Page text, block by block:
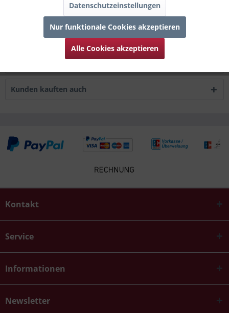
Infos zum Hersteller
Folgende Infos zum Hersteller sind verfübar......mehr
Kunden kauften auch
Kontakt
Service
Informationen
Newsletter
Datenschutzeinstellungen
Nur funktionale Cookies akzeptieren
Alle Cookies akzeptieren